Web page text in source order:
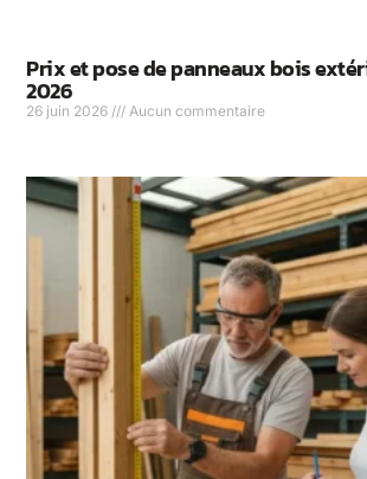
Prix et pose de panneaux bois
2026
26 juin 2026 Aucun commentaire